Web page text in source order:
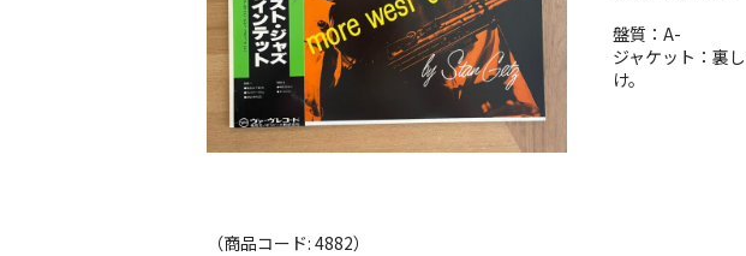
盤質：A-
ジャケット：裏
け。
（商品コード: 4882）